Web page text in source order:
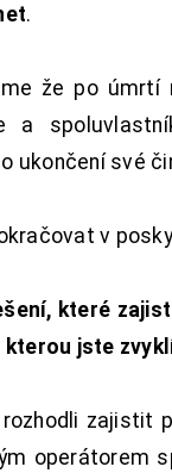
.
že po úmrtí
a
ukončení své
v
které
kterou jste
zajistit
operátorem